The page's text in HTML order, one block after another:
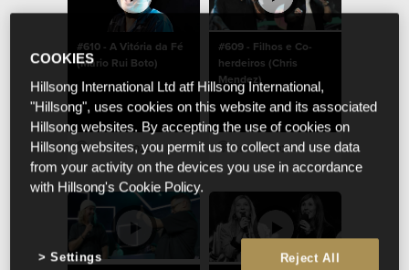
#610 - A Vitória da Fé
(Mário Rui Boto)
16 окт 2023
#609 - Filhos e Co-
herdeiros (Chris
Mendez)
16 окт 2023
COOKIES
Hillsong International Ltd atf Hillsong International,
"Hillsong", uses cookies on this website and its associated
Hillsong websites. By accepting the use of cookies on
Hillsong websites, you permit us to collect and use data
from your activity on the devices you use in accordance
with Hillsong's Cookie Policy.
Reject All
Settings